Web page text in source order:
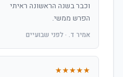
וכבר בשנה הראשונה ראיתי
הפרש ממשי.
אמיר ד. · לפני שבועיים
★★★★★